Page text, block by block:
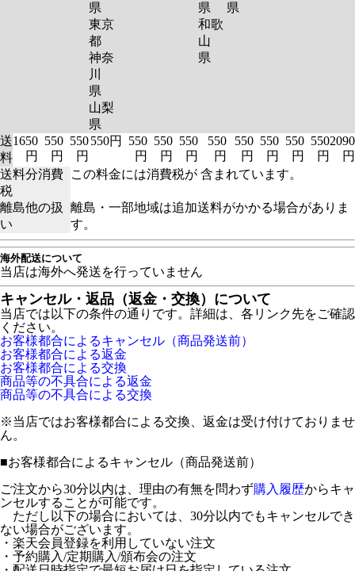
県
東京
都
神奈
川
県
山梨
県
県
和歌
山
県
県
送
料
1650
円
550
円
550
円
550円
550
円
550
円
550
円
550
円
550
円
550
円
550
円
550
円
2090
円
送料分消費
税
この料金には消費税が 含まれています。
離島他の扱
い
離島・一部地域は追加送料がかかる場合がありま
す。
海外配送について
当店は海外へ発送を行っていません
キャンセル・返品（返金・交換）について
当店では以下の条件の通りです。詳細は、各リンク先をご確認
ください。
お客様都合によるキャンセル（商品発送前）
お客様都合による返金
お客様都合による交換
商品等の不具合による返金
商品等の不具合による交換
※当店ではお客様都合による交換、返金は受け付けておりませ
ん。
■お客様都合によるキャンセル（商品発送前）
ご注文から30分以内は、理由の有無を問わず購入履歴からキャ
ンセルすることが可能です。
ただし以下の場合においては、30分以内でもキャンセルでき
ない場合がございます。
・楽天会員登録を利用していない注文
・予約購入/定期購入/頒布会の注文